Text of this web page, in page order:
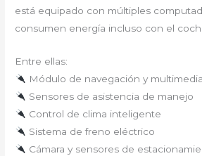
está equipado con múltiples
consumen energía incluso con el
Entre ellas:
Módulo de navegación y
Sensores de asistencia de manejo
Control de clima inteligente
Sistema de freno eléctrico
Cámara y sensores de